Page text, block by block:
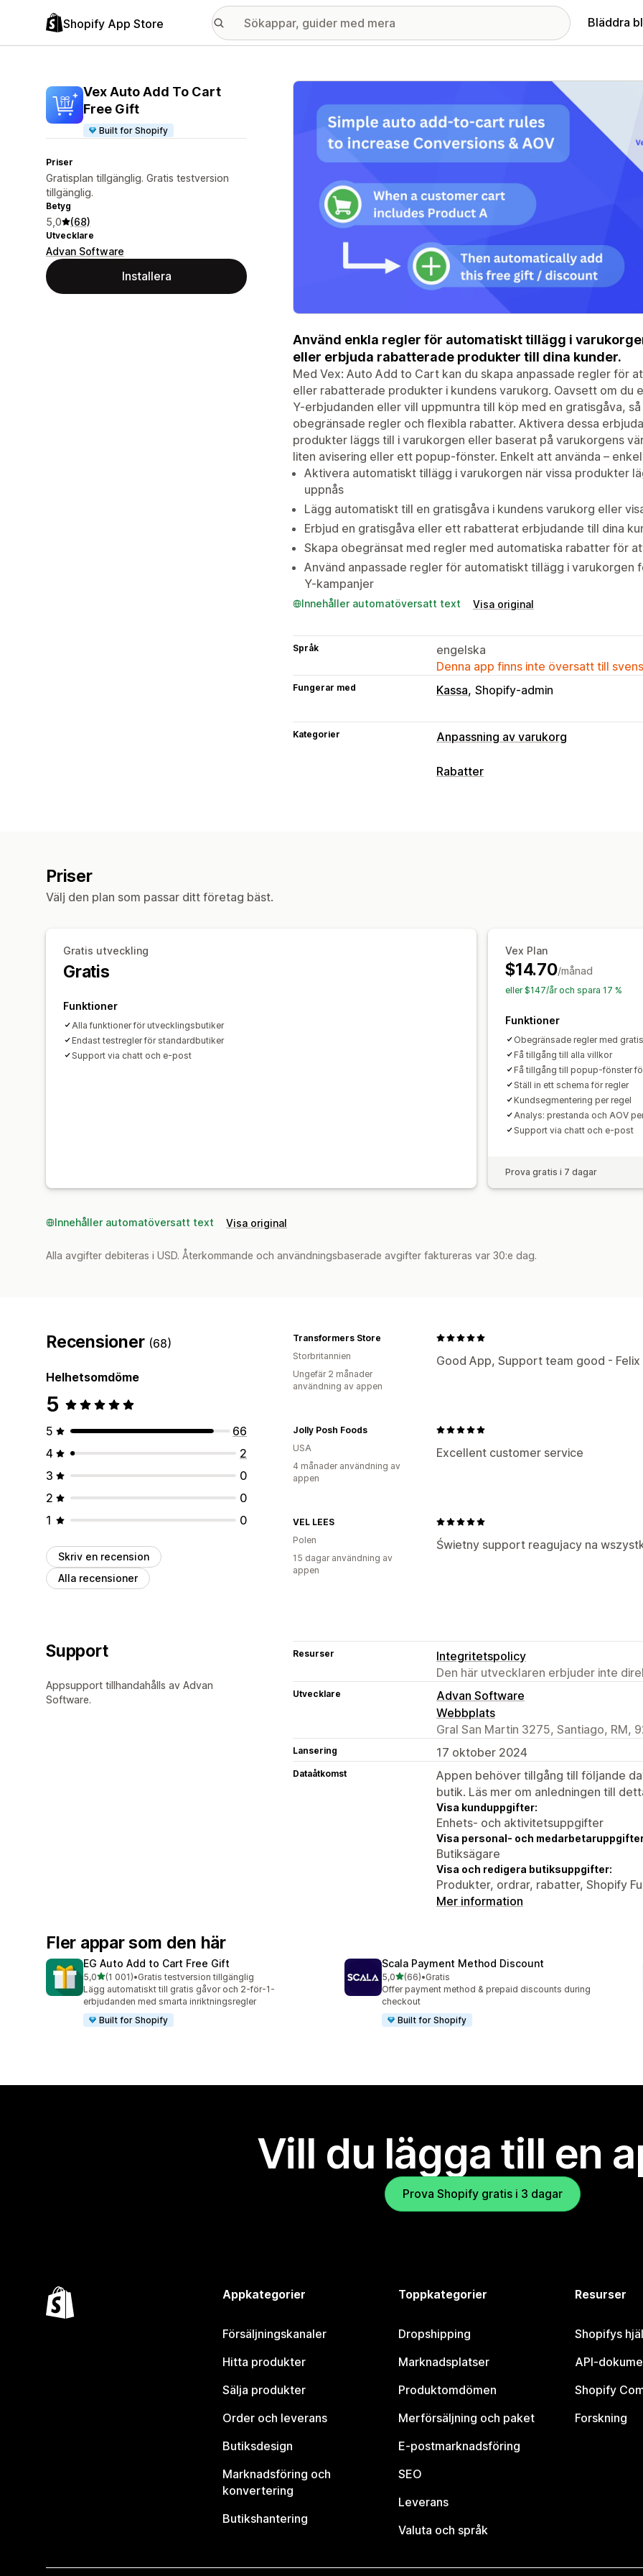
Shopify App Store Bläddra
Vex Auto Add To Cart
Free Gift
Built for Shopify
Priser
Gratisplan tillgänglig. Gratis testversion
tillgänglig.
Betyg
5,0 (68)
Utvecklare
Advan Software
Installera
Galleri med utvalda bilder
Använd enkla regler för automatiskt tillägg i
eller erbjuda rabatterade produkter till dina kunder.
Med Vex: Auto Add to Cart kan du skapa anpassade regler för
eller rabatterade produkter i kundens varukorg. Oavsett om du
Y-erbjudanden eller vill uppmuntra till köp med en gratisgåva,
obegränsade regler och flexibla rabatter. Aktivera dessa
produkter läggs till i varukorgen eller baserat på varukorgens
liten avisering eller ett popup-fönster. Enkelt att använda –
Aktivera automatiskt tillägg i varukorgen när vissa produkter
uppnås
Lägg automatiskt till en gratisgåva i kundens varukorg eller
Erbjud en gratisgåva eller ett rabatterat erbjudande till dina
Skapa obegränsat med regler med automatiska rabatter för
Använd anpassade regler för automatiskt tillägg i varukorgen
Y-kampanjer
Innehåller automatöversatt text Visa original
Språk
engelska
Denna app finns inte översatt till
Fungerar med Kassa Shopify-admin
Kategorier Anpassning av varukorg
Varukorgsvisning
Rabatter
Utlösare och regler
Priser
Välj den plan som passar ditt företag bäst.
Gratis utveckling
Gratis
Funktioner
Alla funktioner för utvecklingsbutiker
Endast testregler för standardbutiker
Support via chatt och e-post
Vex Plan
$14.70/månad
eller $147/år och spara 17 %
Funktioner
Obegränsade regler med
Få tillgång till alla villkor
Få tillgång till popup-fönster
Ställ in ett schema för regler
Kundsegmentering per regel
Analys: prestanda och AOV
Support via chatt och e-post
Prova gratis i 7 dagar
Innehåller automatöversatt text Visa original
Alla avgifter debiteras i USD. Återkommande och användningsbaserade avgifter faktureras var 30:e dag.
Recensioner (68)
Helhetsomdöme
5
5
66
4
2
3
0
2
0
1
0
Skriv en recension
Alla recensioner
Good App, Support team good -
Transformers Store
Storbritannien
Ungefär 2 månader
användning av appen
Excellent customer service
Jolly Posh Foods
USA
4 månader användning av
appen
Świetny support reagujacy na
VEL LEES
Polen
15 dagar användning av
appen
Support
Appsupport tillhandahålls av Advan
Software.
Resurser
Integritetspolicy
Den här utvecklaren erbjuder inte
Utvecklare
Advan Software
Webbplats
Gral San Martin 3275, Santiago, RM,
Lansering 17 oktober 2024
Dataåtkomst
Appen behöver tillgång till följande
butik. Läs mer om anledningen till
Visa kunduppgifter:
Enhets- och aktivitetsuppgifter
Visa personal- och
Butiksägare
Visa och redigera butiksuppgifter:
Produkter, ordrar, rabatter, Shopify
Mer information
Fler appar som den här
EG Auto Add to Cart Free Gift
5,0av 5 stjärnor
(1 001)
1001 recensioner totalt
•Gratis testversion tillgänglig
Lägg automatiskt till gratis gåvor och 2-för-1-
erbjudanden med smarta inriktningsregler
Built for Shopify
Scala Payment Method Discount
5,0av 5 stjärnor
(66)
66 recensioner totalt
•Gratis
Offer payment method & prepaid discounts during
checkout
Built for Shopify
Vill du lägga till en
Prova Shopify gratis i 3 dagar
Appkategorier
Försäljningskanaler
Hitta produkter
Sälja produkter
Order och leverans
Butiksdesign
Marknadsföring och
konvertering
Butikshantering
Toppkategorier
Dropshipping
Marknadsplatser
Produktomdömen
Merförsäljning och paket
E-postmarknadsföring
SEO
Leverans
Valuta och språk
Resurser
Shopifys
API-
Shopify
Forskning